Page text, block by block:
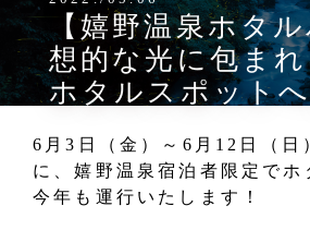
【嬉野温泉ホタ
想的な光に包ま
ホタルスポット
6月3日（金）～6月12日（日
に、嬉野温泉宿泊者限定でホ
今年も運行いたします！